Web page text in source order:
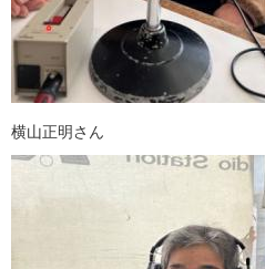
横山正明さん